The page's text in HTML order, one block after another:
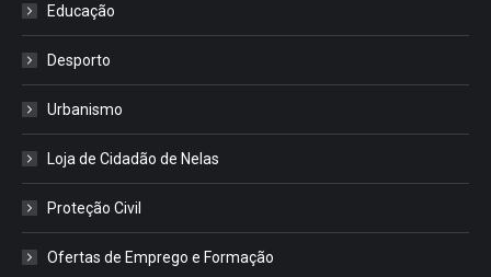
Educação
Desporto
Urbanismo
Loja de Cidadão de Nelas
Proteção Civil
Ofertas de Emprego e Formação